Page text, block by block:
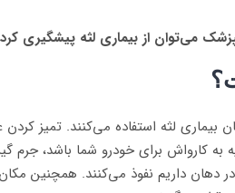
می‌توان از بیماری لثه پیشگیری
لثه استفاده می‌کنند. تمیز کردن
به کارواش برای خودرو شما باشد،
داریم نفوذ می‌کنند. همچنین